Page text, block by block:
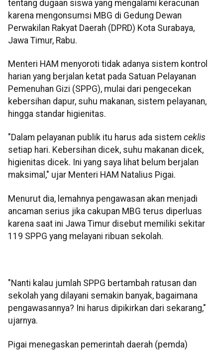
tentang dugaan siswa yang mengalami keracunan
karena mengonsumsi MBG di Gedung Dewan
Perwakilan Rakyat Daerah (DPRD) Kota Surabaya,
Jawa Timur, Rabu.
Menteri HAM menyoroti tidak adanya sistem kontrol
harian yang berjalan ketat pada Satuan Pelayanan
Pemenuhan Gizi (SPPG), mulai dari pengecekan
kebersihan dapur, suhu makanan, sistem pelayanan,
hingga standar higienitas.
"Dalam pelayanan publik itu harus ada sistem ceklis
setiap hari. Kebersihan dicek, suhu makanan dicek,
higienitas dicek. Ini yang saya lihat belum berjalan
maksimal," ujar Menteri HAM Natalius Pigai.
Menurut dia, lemahnya pengawasan akan menjadi
ancaman serius jika cakupan MBG terus diperluas
karena saat ini Jawa Timur disebut memiliki sekitar
119 SPPG yang melayani ribuan sekolah.
"Nanti kalau jumlah SPPG bertambah ratusan dan
sekolah yang dilayani semakin banyak, bagaimana
pengawasannya? Ini harus dipikirkan dari sekarang,"
ujarnya.
Pigai menegaskan pemerintah daerah (pemda)